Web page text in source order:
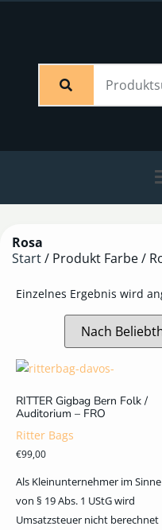
Rosa
Start/ Produkt Farbe /
Einzelnes Ergebnis wird
RITTER Gigbag Bern Folk /
Auditorium – FRO
Ritter Bags
€99,00
Als Kleinunternehmer im Sinne
von § 19 Abs. 1 UStG wird
Umsatzsteuer nicht berechnet